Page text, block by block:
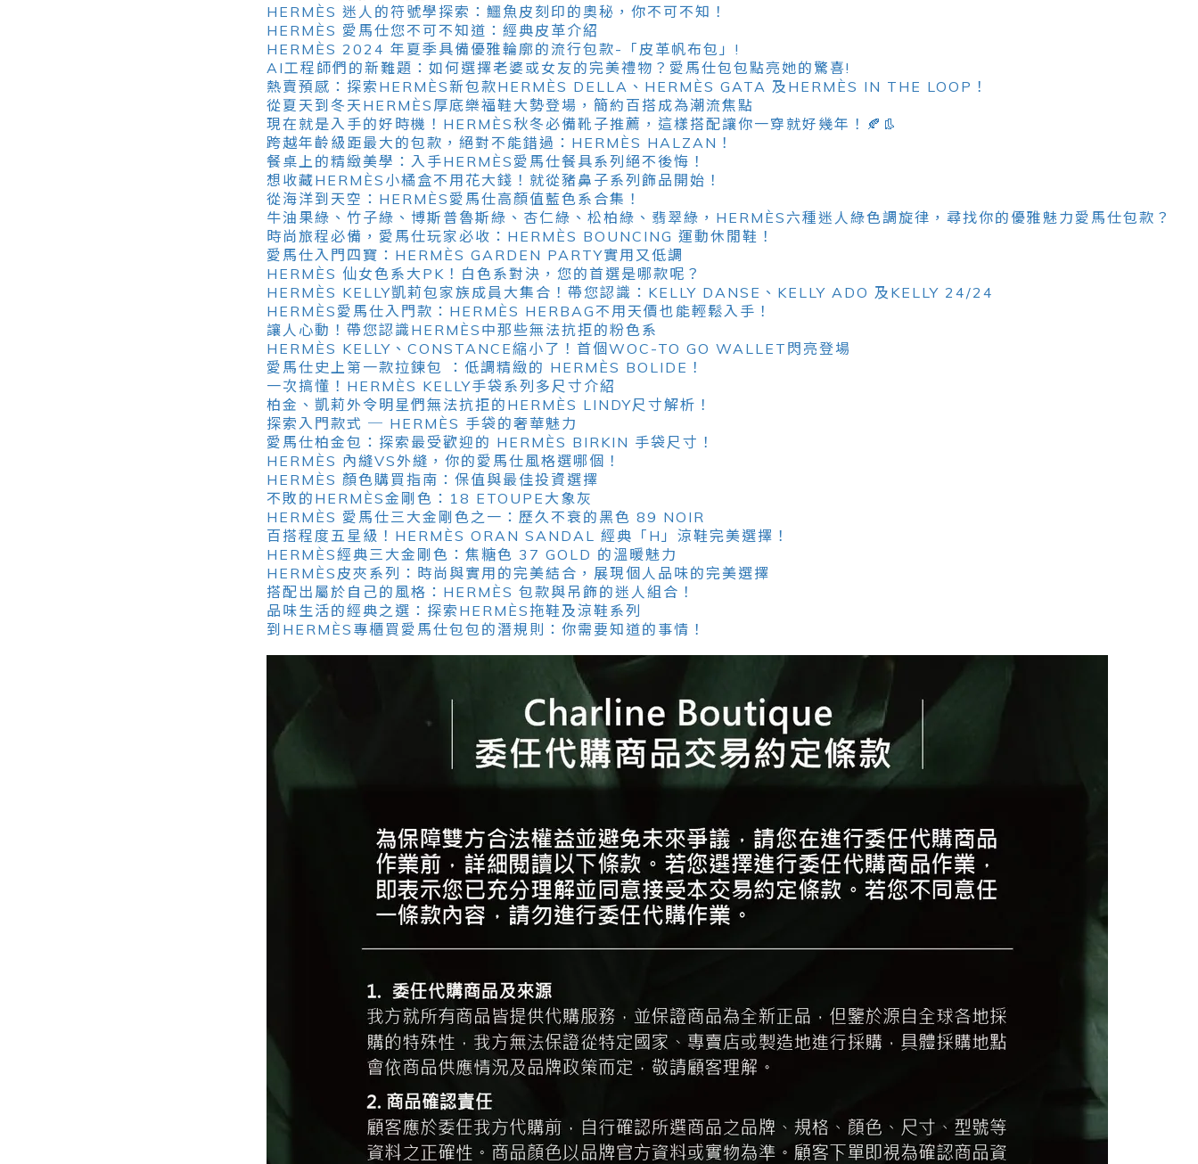
HERMÈS 迷人的符號學探索：鱷魚皮刻印的奧秘，你不可不知！
HERMÈS 愛馬仕您不可不知道：經典皮革介紹
HERMÈS 2024 年夏季具備優雅輪廓的流行包款-「皮革帆布包」!
AI工程師們的新難題：如何選擇老婆或女友的完美禮物？愛馬仕包包點亮她的驚喜!
熱賣預感：探索HERMÈS新包款HERMÈS DELLA、HERMÈS GATA 及HERMÈS IN THE LOOP！
從夏天到冬天HERMÈS厚底樂福鞋大勢登場，簡約百搭成為潮流焦點
現在就是入手的好時機！HERMÈS秋冬必備靴子推薦，這樣搭配讓你一穿就好幾年！🍂👢
跨越年齡級距最大的包款，絕對不能錯過：HERMÈS HALZAN！
餐桌上的精緻美學：入手HERMÈS愛馬仕餐具系列絕不後悔！
想收藏HERMÈS小橘盒不用花大錢！就從豬鼻子系列飾品開始！
從海洋到天空：HERMÈS愛馬仕高顏值藍色系合集！
牛油果綠、竹子綠、博斯普魯斯綠、杏仁綠、松柏綠、翡翠綠，HERMÈS六種迷人綠色調旋律，尋找你的優雅魅力愛馬仕包款？
時尚旅程必備，愛馬仕玩家必收：HERMÈS BOUNCING 運動休閒鞋！
愛馬仕入門四寶：HERMÈS GARDEN PARTY實用又低調
HERMÈS 仙女色系大PK！白色系對決，您的首選是哪款呢？
HERMÈS KELLY凱莉包家族成員大集合！帶您認識：KELLY DANSE、KELLY ADO 及KELLY 24/24
HERMÈS愛馬仕入門款：HERMÈS HERBAG不用天價也能輕鬆入手！
讓人心動！帶您認識HERMÈS中那些無法抗拒的粉色系
HERMÈS KELLY、CONSTANCE縮小了！首個WOC-TO GO WALLET閃亮登場
愛馬仕史上第一款拉鍊包 ：低調精緻的 HERMÈS BOLIDE！
一次搞懂！HERMÈS KELLY手袋系列多尺寸介紹
柏金、凱莉外令明星們無法抗拒的HERMÈS LINDY尺寸解析！
探索入門款式 ─ HERMÈS 手袋的奢華魅力
愛馬仕柏金包：探索最受歡迎的 HERMÈS BIRKIN 手袋尺寸！
HERMÈS 內縫VS外縫，你的愛馬仕風格選哪個！
HERMÈS 顏色購買指南：保值與最佳投資選擇
不敗的HERMÈS金剛色：18 ETOUPE大象灰
HERMÈS 愛馬仕三大金剛色之一：歷久不衰的黑色 89 NOIR
百搭程度五星級！HERMÈS ORAN SANDAL 經典「H」涼鞋完美選擇！
HERMÈS經典三大金剛色：焦糖色 37 GOLD 的溫暖魅力
HERMÈS皮夾系列：時尚與實用的完美結合，展現個人品味的完美選擇
搭配出屬於自己的風格：HERMÈS 包款與吊飾的迷人組合！
品味生活的經典之選：探索HERMÈS拖鞋及涼鞋系列
到HERMÈS專櫃買愛馬仕包包的潛規則：你需要知道的事情！